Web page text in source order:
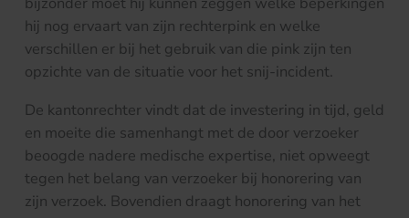
hij nog ervaart van zijn rechterpink en welke
verschillen er bij het gebruik van die pink zijn ten
opzichte van de situatie voor het snij-incident.
De kantonrechter vindt dat de investering in tijd, geld
en moeite die samenhangt met de door verzoeker
beoogde nadere medische expertise, niet opweegt
tegen het belang van verzoeker bij honorering van
zijn verzoek. Bovendien draagt honorering van het